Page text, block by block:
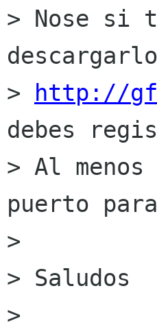
> Nose si
>
http://
debes
> Al
puerto
>
> Saludos
>